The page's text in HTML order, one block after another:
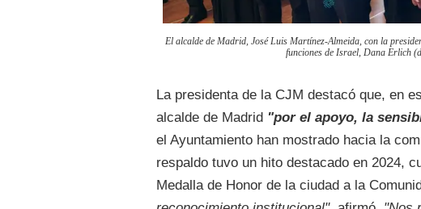
El alcalde de Madrid, José Luis Martínez-Almeida, con la
funciones de Israel, Dana Erlich
La presidenta de la CJM destacó que, en
alcalde de Madrid "por el apoyo, la
el Ayuntamiento han mostrado hacia la
respaldo tuvo un hito destacado en 2024,
Medalla de Honor de la ciudad a la